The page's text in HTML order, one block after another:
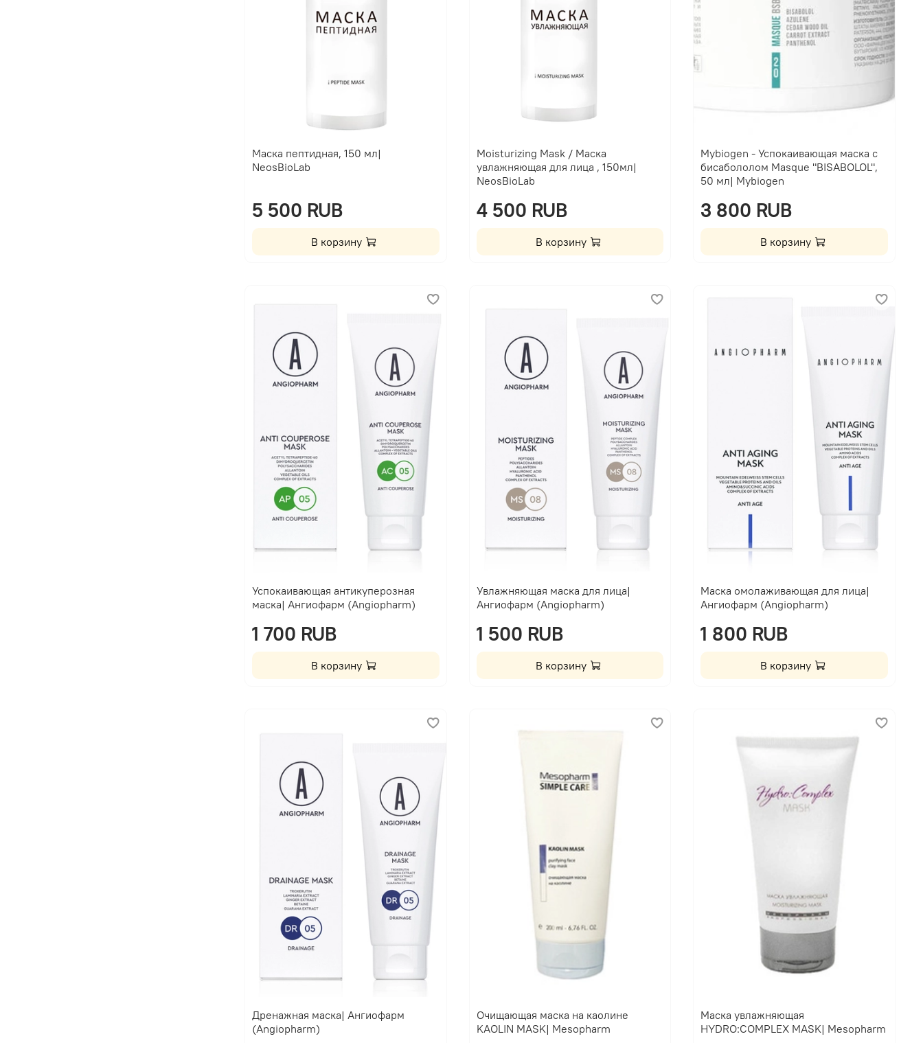
Маска пептидная, 150 мл|
NeosBioLab
5 500 RUB
В корзину
Moisturizing Mask / Маска
увлажняющая для лица , 150мл|
NeosBioLab
4 500 RUB
В корзину
Mybiogen - Успокаивающая маска с
бисабололом Masque "BISABOLOL",
50 мл| Mybiogen
3 800 RUB
В корзину
Успокаивающая антикуперозная
маска| Ангиофарм (Angiopharm)
1 700 RUB
В корзину
Увлажняющая маска для лица|
Ангиофарм (Angiopharm)
1 500 RUB
В корзину
Маска омолаживающая для лица|
Ангиофарм (Angiopharm)
1 800 RUB
В корзину
Дренажная маска| Ангиофарм
(Angiopharm)
Очищающая маска на каолине
KAOLIN MASK| Mesopharm
Маска увлажняющая
HYDRO:COMPLEX MASK| Mesopharm